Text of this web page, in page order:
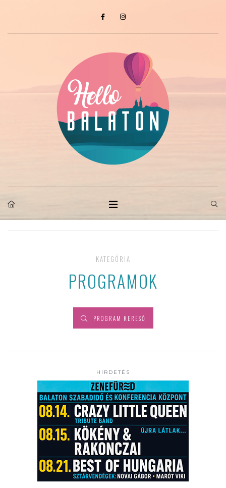
KATEGÓRIA
PROGRAMOK
PROGRAM KERESŐ
HIRDETÉS